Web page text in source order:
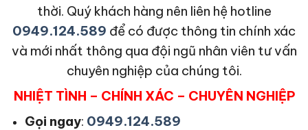
thời. Quý khách hàng nên liên hệ hotline
0949.124.589 để có được thông tin chính xác
và mới nhất thông qua đội ngũ nhân viên tư vấn
chuyên nghiệp của chúng tôi.
NHIỆT TÌNH – CHÍNH XÁC – CHUYÊN NGHIỆP
Gọi ngay: 0949.124.589